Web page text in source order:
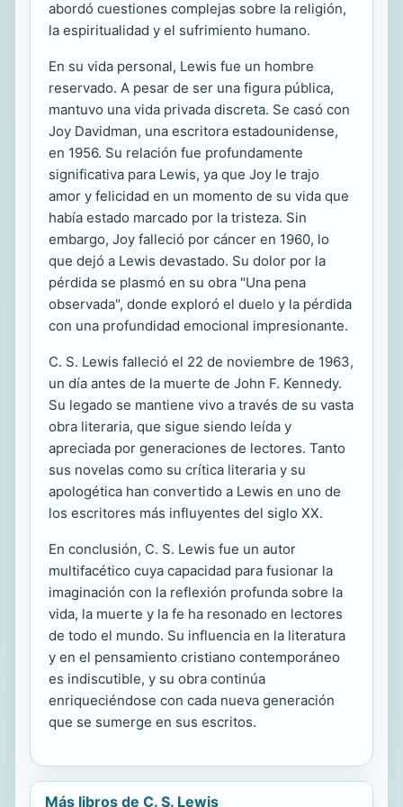
abordó cuestiones complejas sobre la religión,
la espiritualidad y el sufrimiento humano.
En su vida personal, Lewis fue un hombre
reservado. A pesar de ser una figura pública,
mantuvo una vida privada discreta. Se casó con
Joy Davidman, una escritora estadounidense,
en 1956. Su relación fue profundamente
significativa para Lewis, ya que Joy le trajo
amor y felicidad en un momento de su vida que
había estado marcado por la tristeza. Sin
embargo, Joy falleció por cáncer en 1960, lo
que dejó a Lewis devastado. Su dolor por la
pérdida se plasmó en su obra "Una pena
observada", donde exploró el duelo y la pérdida
con una profundidad emocional impresionante.
C. S. Lewis falleció el 22 de noviembre de 1963,
un día antes de la muerte de John F. Kennedy.
Su legado se mantiene vivo a través de su vasta
obra literaria, que sigue siendo leída y
apreciada por generaciones de lectores. Tanto
sus novelas como su crítica literaria y su
apologética han convertido a Lewis en uno de
los escritores más influyentes del siglo XX.
En conclusión, C. S. Lewis fue un autor
multifacético cuya capacidad para fusionar la
imaginación con la reflexión profunda sobre la
vida, la muerte y la fe ha resonado en lectores
de todo el mundo. Su influencia en la literatura
y en el pensamiento cristiano contemporáneo
es indiscutible, y su obra continúa
enriqueciéndose con cada nueva generación
que se sumerge en sus escritos.
Más libros de C. S. Lewis